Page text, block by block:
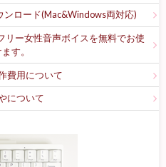
ロード(Mac&Windows両対応)
リー女性音声ボイスを無料でお使
す。
費用について
について